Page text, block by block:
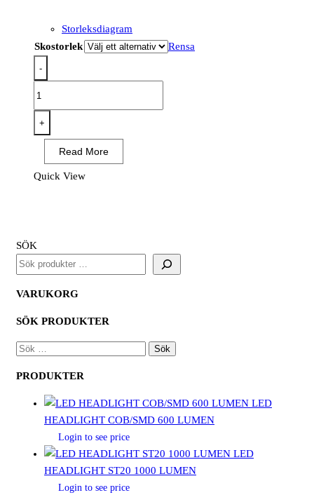
Storleksdiagram
Skostorlek
Rensa
-
Composite
Slip
Shoe
Svart
mängd
+
Read More
Quick View
SÖK
VARUKORG
SÖK PRODUKTER
SÖK
PRODUKTER
LED
HEADLIGHT COB/SMD 600 LUMEN
Login to see price
LED
HEADLIGHT ST20 1000 LUMEN
Login to see price